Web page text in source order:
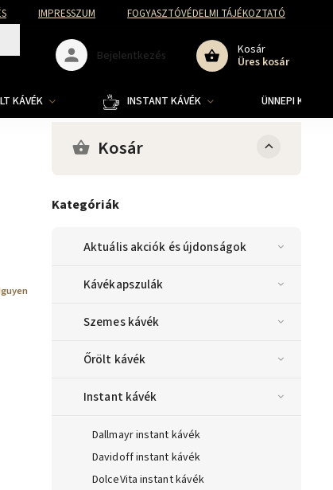
IMPRESSZUM FOGYASZTÓVÉDELMI TÁJÉKOZTATÓ
Kosár
Üres kosár
Bejelentkezés
KÁVÉK INSTANT KÁVÉK ÜNNEPI
Kosár
Kategóriák
Aktuális akciók és újdonságok
Kávékapszulák
Szemes kávék
Őrölt kávék
Instant kávék
Dallmayr instant kávék
Davidoff instant kávék
DolceVita instant kávék